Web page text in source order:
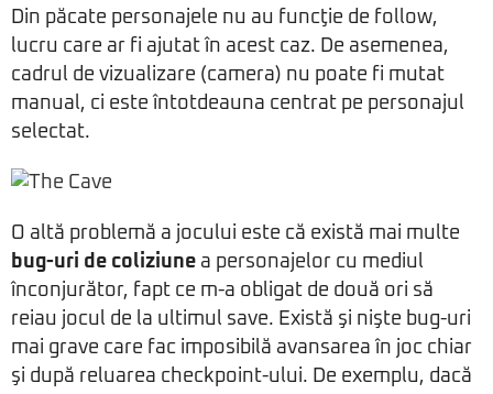
Din păcate personajele nu au funcţie de follow,
lucru care ar fi ajutat în acest caz. De asemenea,
cadrul de vizualizare (camera) nu poate fi mutat
manual, ci este întotdeauna centrat pe personajul
selectat.
O altă problemă a jocului este că există mai multe
bug-uri de coliziune a personajelor cu mediul
înconjurător, fapt ce m-a obligat de două ori să
reiau jocul de la ultimul save. Există şi nişte bug-uri
mai grave care fac imposibilă avansarea în joc chiar
şi după reluarea checkpoint-ului. De exemplu, dacă